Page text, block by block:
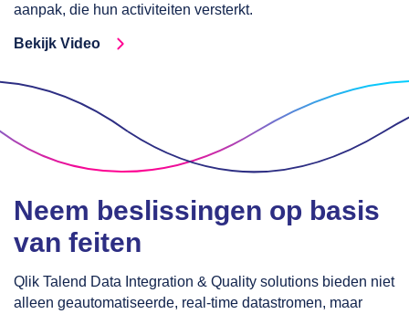
aanpak, die hun activiteiten versterkt.
Bekijk Video
Neem beslissingen op basis
van feiten
Qlik Talend Data Integration & Quality solutions bieden niet
alleen geautomatiseerde, real-time datastromen, maar